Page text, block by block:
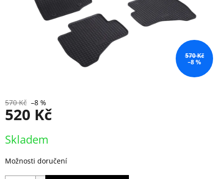
570 Kč
–8 %
570 Kč –8 %
520 Kč
cena:
Skladem
Možnosti doručení